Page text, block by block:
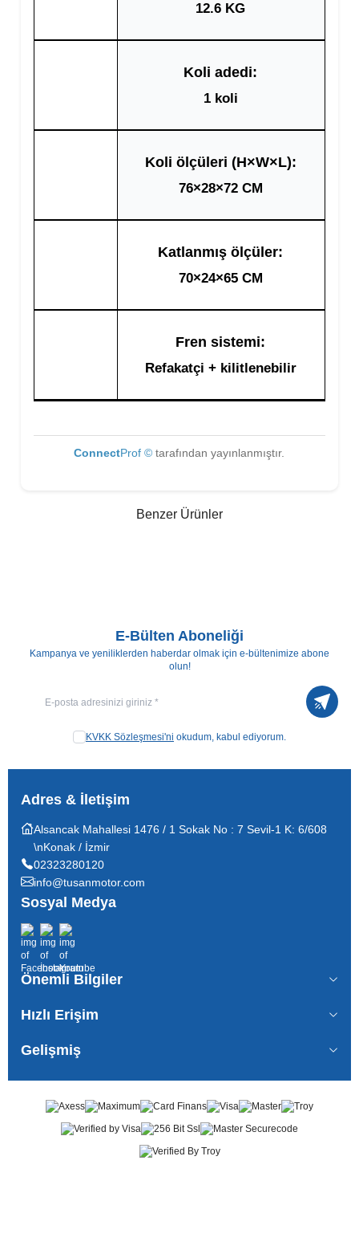
12.6 KG
Koli adedi:
1 koli
Koli ölçüleri (H×W×L):
76×28×72 CM
Katlanmış ölçüler:
70×24×65 CM
Fren sistemi:
Refakatçi + kilitlenebilir
ConnectProf © tarafından yayınlanmıştır.
Benzer Ürünler
E-Bülten Aboneliği
Kampanya ve yeniliklerden haberdar olmak için e-bültenimize abone
olun!
Kayıt
KVKK Sözleşmesi'ni okudum, kabul ediyorum.
Adres & İletişim
Alsancak Mahallesi 1476 / 1 Sokak No : 7 Sevil-1 K: 6/608
\nKonak / İzmir
02323280120
info@tusanmotor.com
Sosyal Medya
Önemli Bilgiler
Hızlı Erişim
Gelişmiş